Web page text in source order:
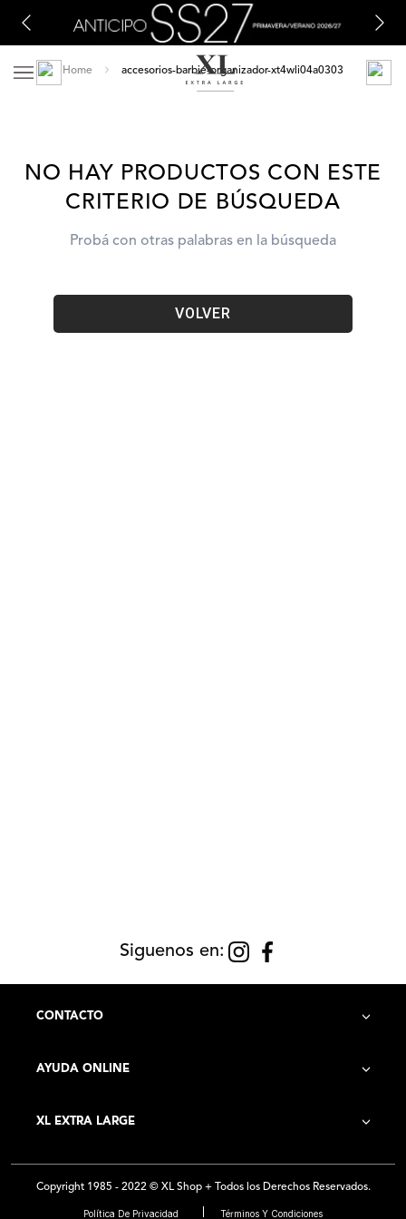
accesorios-barbie-organizador-xt4wli04a0303
NO HAY PRODUCTOS CON ESTE
CRITERIO DE BÚSQUEDA
Probá con otras palabras en la búsqueda
VOLVER
Siguenos en:
CONTACTO
AYUDA ONLINE
Contacto
Preguntas Frecuentes
XL EXTRA LARGE
Historia de la Empresa
Copyright 1985 - 2022 © XL Shop + Todos los Derechos Reservados.
Política De Privacidad Términos Y Condiciones